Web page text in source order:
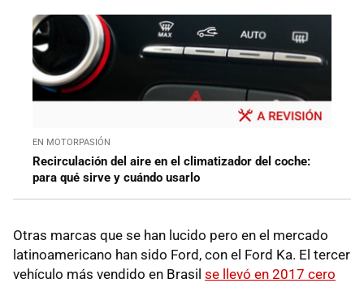
EN MOTORPASIÓN
Recirculación del aire en el climatizador del coche:
para qué sirve y cuándo usarlo
Otras marcas que se han lucido pero en el mercado
latinoamericano han sido Ford, con el Ford Ka. El tercer
vehículo más vendido en Brasil se llevó en 2017 cero